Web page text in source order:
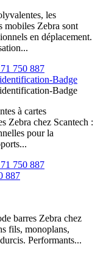
les
mobiles Zebra sont
en déplacement.
750 887
Badge
Badge
à cartes
Zebra chez Scantech :
pour la
750 887
887
barres Zebra chez
fils, monoplans,
Performants...